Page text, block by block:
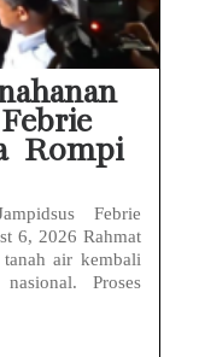
Rompi
Febrie
6, 2026 Rahmat
air kembali
Proses